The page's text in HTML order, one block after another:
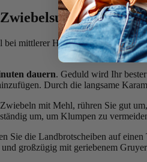
Jetzt
bei mittlerer Hitze erhitzen.Fügen
dauern. Geduld wird Ihr
Durch die langsame
mit Mehl, rühren Sie gut
um, um Klumpen zu
Sie die Landbrotscheiben auf einen
großzügig mit geriebenem